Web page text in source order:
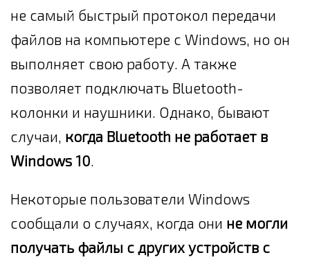
не самый быстрый протокол передачи
файлов на компьютере с Windows, но он
выполняет свою работу. А также
позволяет подключать Bluetooth-
колонки и наушники. Однако, бывают
случаи, когда Bluetooth не работает в
Windows 10.
Некоторые пользователи Windows
сообщали о случаях, когда они не могли
получать файлы с других устройств с